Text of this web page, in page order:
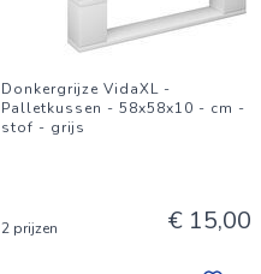
Donkergrijze VidaXL -
Palletkussen - 58x58x10 - cm -
stof - grijs
2 prijzen € 15,00